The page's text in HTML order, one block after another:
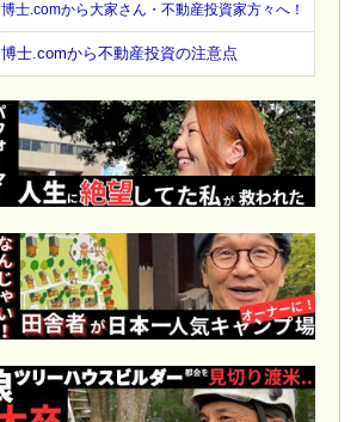
博士.comから大家さん・不動産投資家方々へ！
博士.comから不動産投資の注意点